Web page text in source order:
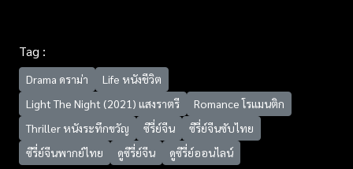
Tag :
Drama ดราม่า
Life หนังชีวิต
Light The Night (2021) แสงราตรี
Romance โรแมนติก
Thriller หนังระทึกขวัญ
ซีรี่ย์จีน
ซีรี่ย์จีนซับไทย
ซีรี่ย์จีนพากย์ไทย
ดูซีรี่ย์จีน ดูซีรี่ย์ออนไลน์